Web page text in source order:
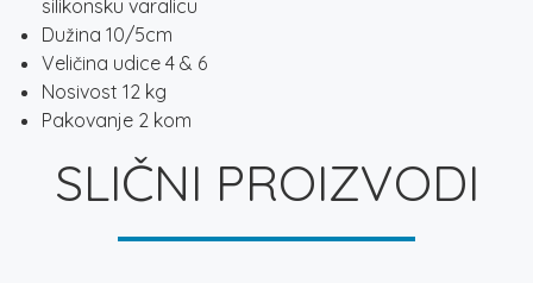
silikonsku varalicu
Dužina 10/5cm
Veličina udice 4 & 6
Nosivost 12 kg
Pakovanje 2 kom
SLIČNI PROIZVODI